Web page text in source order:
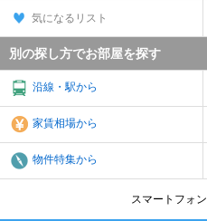
気になるリスト
別の探し方でお部屋を探す
沿線・駅から
家賃相場から
物件特集から
スマートフォン